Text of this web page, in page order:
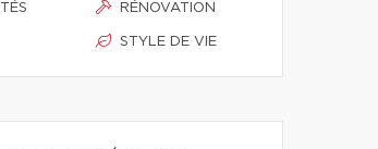
RÉNOVATION
STYLE DE VIE